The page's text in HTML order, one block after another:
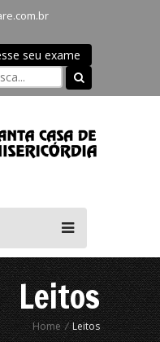
seu exame
Leitos
Home /Leitos